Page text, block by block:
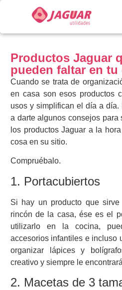
Productos Jaguar
pueden faltar en tu
Cuando se trata de
en casa son esos productos
usos y simplifican el día a
a darte algunos consejos para
los productos Jaguar a la
cosa en su sitio.
Compruébalo.
1. Portacubiertos
Si hay un producto que
rincón de la casa, ése es el
utilizarlo en la cocina,
accesorios infantiles e incluso
organizar lápices y
creativo y siempre le
2. Macetas de 3